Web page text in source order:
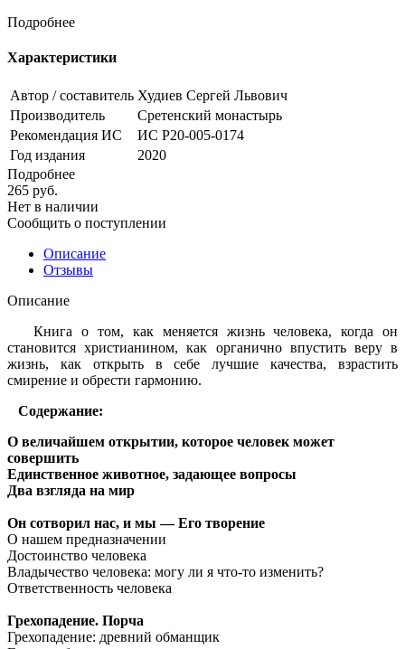
Подробнее
Характеристики
Автор / составитель Худиев Сергей Львович
Производитель
Сретенский монастырь
Рекомендация ИС
ИС Р20-005-0174
Год издания
2020
Подробнее
265 руб.
Нет в наличии
Сообщить о поступлении
Описание
Отзывы
Описание
Книга о том, как меняется жизнь человека, когда он
становится христианином, как органично впустить веру в
жизнь, как открыть в себе лучшие качества, взрастить
смирение и обрести гармонию.
Содержание:
О величайшем открытии, которое человек может
совершить
Единственное животное, задающее вопросы
Два взгляда на мир
Он сотворил нас, и мы — Его творение
О нашем предназначении
Достоинство человека
Владычество человека: могу ли я что-то изменить?
Ответственность человека
Грехопадение. Порча
Грехопадение: древний обманщик